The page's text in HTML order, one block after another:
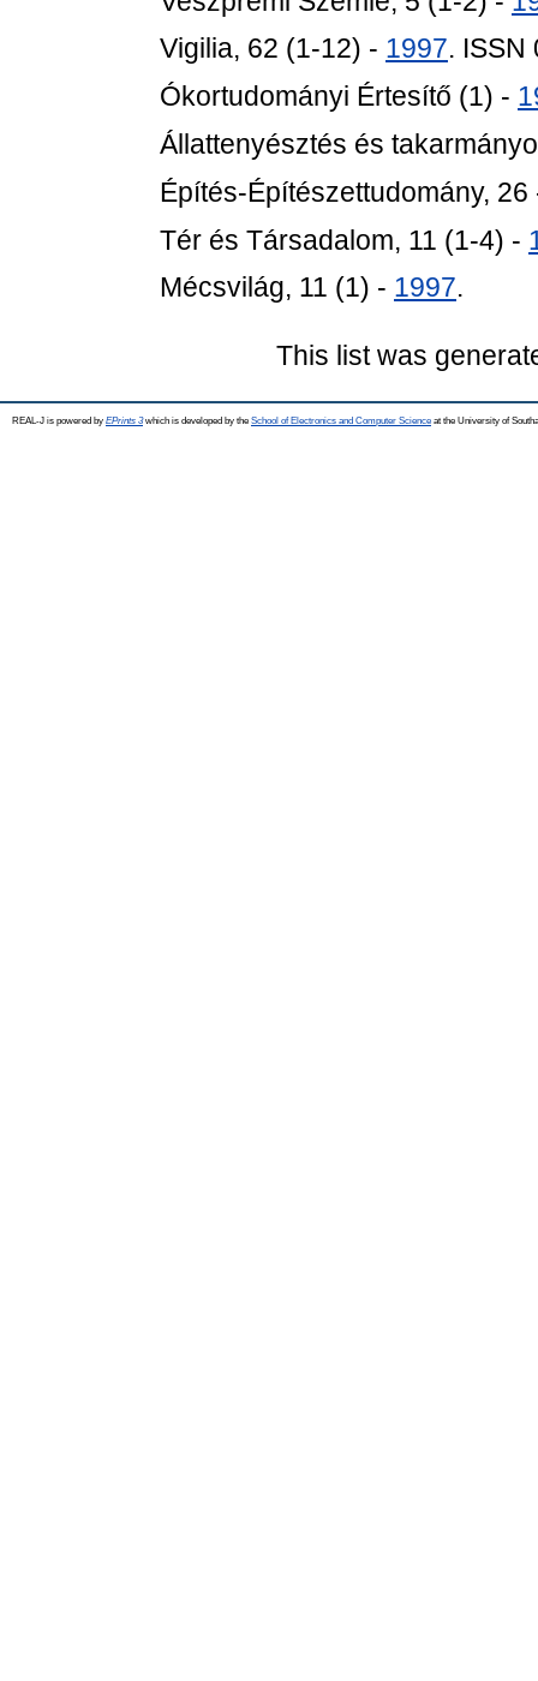
Vigilia, 62 (1-12) - 1997. ISSN
Ókortudományi Értesítő (1) -
Állattenyésztés és
Építés-Építészettudomány,
Tér és Társadalom, 11 (1-4) -
Mécsvilág, 11 (1) - 1997.
This list was
REAL-J is powered by EPrints 3which is developed by the School of Electronics and Computer Science at the University of